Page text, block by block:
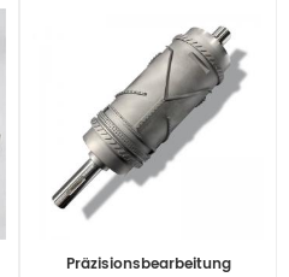
Präzisionsbearbeitung